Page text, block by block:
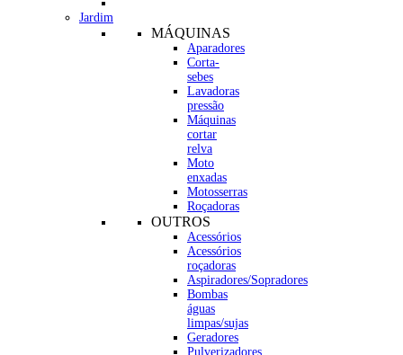
Jardim
MÁQUINAS
Aparadores
Corta-
sebes
Lavadoras
pressão
Máquinas
cortar
relva
Moto
enxadas
Motosserras
Roçadoras
OUTROS
Acessórios
Acessórios
roçadoras
Aspiradores/Sopradores
Bombas
águas
limpas/sujas
Geradores
Pulverizadores